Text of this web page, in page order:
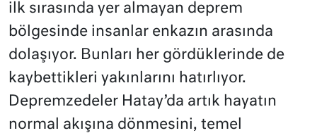
ilk sırasında yer almayan deprem
bölgesinde insanlar enkazın arasında
dolaşıyor. Bunları her gördüklerinde de
kaybettikleri yakınlarını hatırlıyor.
Depremzedeler Hatay’da artık hayatın
normal akışına dönmesini, temel